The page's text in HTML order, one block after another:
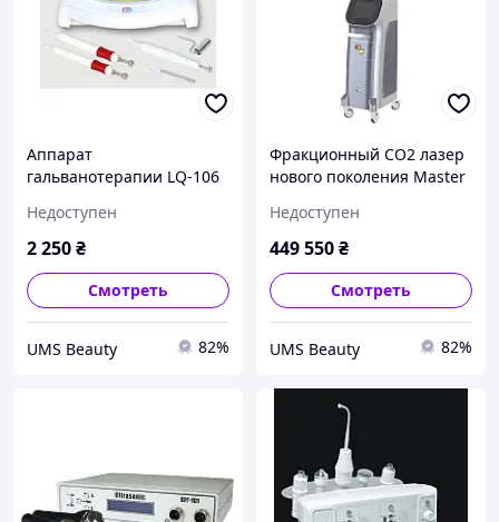
Аппарат
гальванотерапии LQ-106
Недоступен
2 250₴
Смотреть
UMS Beauty 82%
Фракционный CO2 лазер
нового поколения Master
Недоступен
449 550₴
Смотреть
UMS Beauty 82%